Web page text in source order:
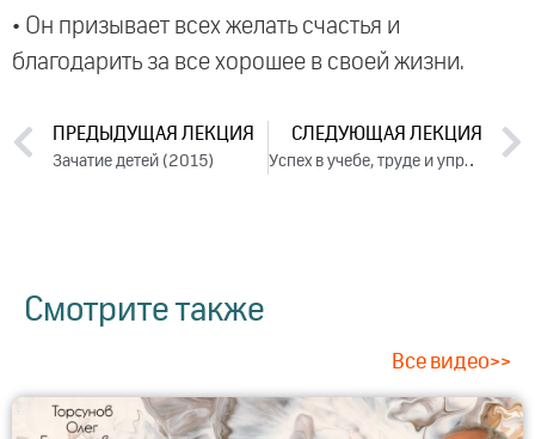
• Он призывает всех желать счастья и
благодарить за все хорошее в своей жизни.
ПРЕДЫДУЩАЯ ЛЕКЦИЯ
Зачатие детей (2015)
СЛЕДУЮЩАЯ ЛЕКЦИЯ
Успех в учебе, труде и управлении (2015)
Смотрите также
Все видео>>